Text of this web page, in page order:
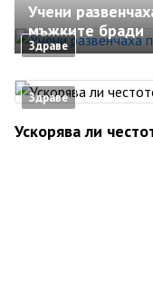
Здраве
Учени
мъжките бради
Здраве
Ускорява ли